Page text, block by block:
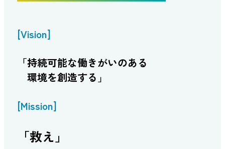
[Vision]
「持続可能な働きがいのある
環境を創造する」
[Mission]
「救え」